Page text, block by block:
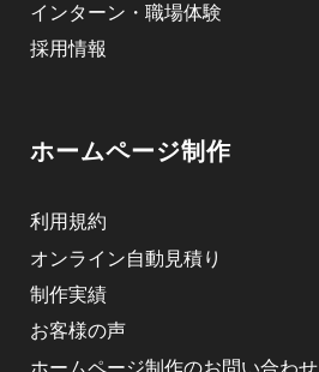
インターン・職場体験
採用情報
ホームページ制作
利用規約
オンライン自動見積り
制作実績
お客様の声
ホームページ制作のお問い合わせ